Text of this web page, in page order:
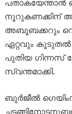
പതാകയേന്താന്‍
നൂറുകണക്കിന്
അബൂബക്കറും
ഏറ്റവും കൂടുതല്‍
പുതിയ
സ്വന്തമാക്കി.
ബുര്‍ജീല്‍